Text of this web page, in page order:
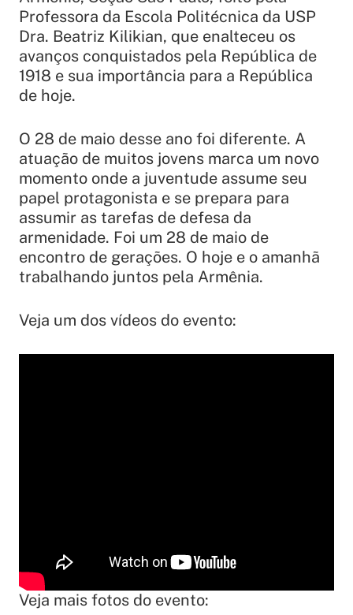
Professora da Escola Politécnica da USP
Dra. Beatriz Kilikian, que enalteceu os
avanços conquistados pela República de
1918 e sua importância para a República
de hoje.
O 28 de maio desse ano foi diferente. A
atuação de muitos jovens marca um novo
momento onde a juventude assume seu
papel protagonista e se prepara para
assumir as tarefas de defesa da
armenidade. Foi um 28 de maio de
encontro de gerações. O hoje e o amanhã
trabalhando juntos pela Armênia.
Veja um dos vídeos do evento:
Veja mais fotos do evento: